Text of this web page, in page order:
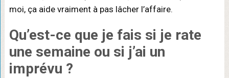
moi, ça aide vraiment à pas lâcher l’affaire.
Qu’est-ce que je fais si je rate
une semaine ou si j’ai un
imprévu ?